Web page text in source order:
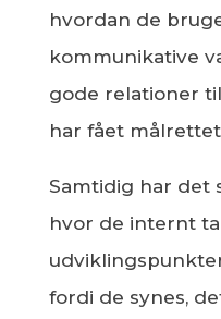
hvordan de
kommunikative
gode relationer
har fået
Samtidig har det
hvor de internt
fordi de synes,